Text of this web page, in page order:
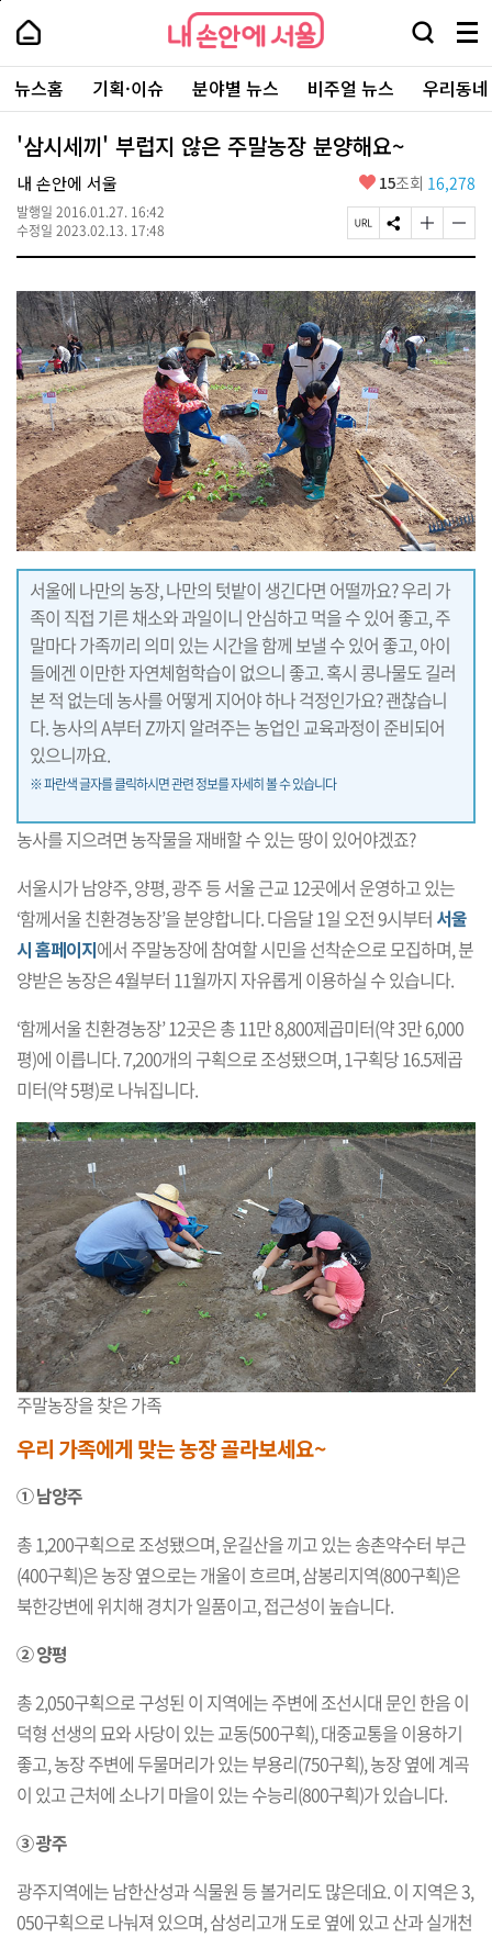
본
로
가
내
손
안
에
서
울
-
서
울
시
대
표
소
포
털
내
손
에
울
검
창
열
기
메
뉴
전
체
보
주
요
서
뉴스홈 기획·이슈 분야별 뉴스 비주얼 뉴스 우리동
'삼시세끼' 부럽지 않은 주말농장 분양해요~
내 손안에 서울
발행일 2016.01.27. 16:42
수정일 2023.02.13. 17:48
좋
요
15조회 16,278
페
이
U
R
L
복
사
S
N
공
유
하
기
글
자
기
크
게
변
경
하
기
글
자
기
작
게
변
경
하
기
서울에 나만의 농장, 나만의 텃밭이 생긴다면 어떨까요? 우리 가
족이 직접 기른 채소와 과일이니 안심하고 먹을 수 있어 좋고, 주
말마다 가족끼리 의미 있는 시간을 함께 보낼 수 있어 좋고, 아이
들에겐 이만한 자연체험학습이 없으니 좋고. 혹시 콩나물도 길러
본 적 없는데 농사를 어떻게 지어야 하나 걱정인가요? 괜찮습니
다. 농사의 A부터 Z까지 알려주는 농업인 교육과정이 준비되어
있으니까요.
※ 파란색 글자를 클릭하시면 관련 정보를 자세히 볼 수 있습니다
농사를 지으려면 농작물을 재배할 수 있는 땅이 있어야겠죠?
서울시가 남양주, 양평, 광주 등 서울 근교 12곳에서 운영하고 있는
‘함께서울 친환경농장’을 분양합니다. 다음달 1일 오전 9시부터 서울
시 홈페이지에서 주말농장에 참여할 시민을 선착순으로 모집하며, 분
양받은 농장은 4월부터 11월까지 자유롭게 이용하실 수 있습니다.
‘함께서울 친환경농장’ 12곳은 총 11만 8,800제곱미터(약 3만 6,000
평)에 이릅니다. 7,200개의 구획으로 조성됐으며, 1구획당 16.5제곱
미터(약 5평)로 나눠집니다.
주말농장을 찾은 가족
우리 가족에게 맞는 농장 골라보세요~
① 남양주
총 1,200구획으로 조성됐으며, 운길산을 끼고 있는 송촌약수터 부근
(400구획)은 농장 옆으로는 개울이 흐르며, 삼봉리지역(800구획)은
북한강변에 위치해 경치가 일품이고, 접근성이 높습니다.
② 양평
총 2,050구획으로 구성된 이 지역에는 주변에 조선시대 문인 한음 이
덕형 선생의 묘와 사당이 있는 교동(500구획), 대중교통을 이용하기
좋고, 농장 주변에 두물머리가 있는 부용리(750구획), 농장 옆에 계곡
이 있고 근처에 소나기 마을이 있는 수능리(800구획)가 있습니다.
③ 광주
광주지역에는 남한산성과 식물원 등 볼거리도 많은데요. 이 지역은 3,
050구획으로 나눠져 있으며, 삼성리고개 도로 옆에 있고 산과 실개천
페
상
단
로